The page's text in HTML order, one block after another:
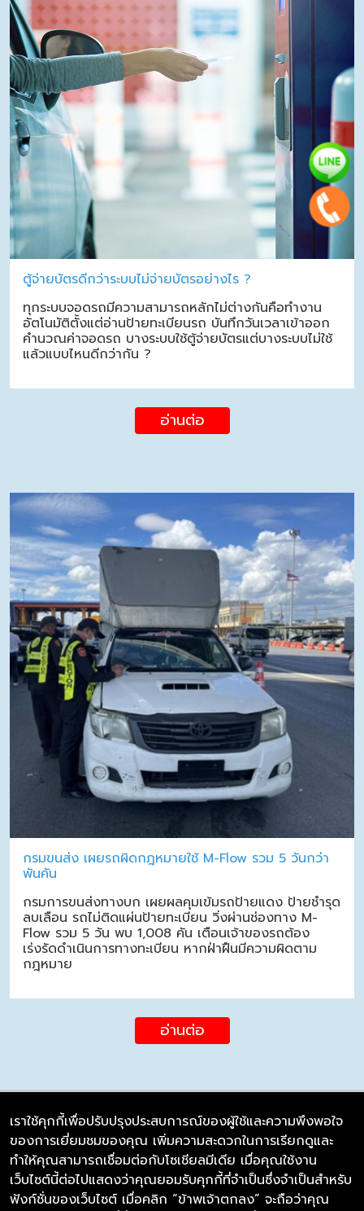
ตู้จ่ายบัตรดีกว่าระบบไม่จ่ายบัตรอย่างไร ?
ทุกระบบจอดรถมีความสามารถหลักไม่ต่างกันคือทำงาน
อัตโนมัติตั้งแต่อ่านป้ายทะเบียนรถ บันทึกวันเวลาเข้าออก
คำนวณค่าจอดรถ บางระบบใช้ตู้จ่ายบัตรแต่บางระบบไม่ใช้
แล้วแบบไหนดีกว่ากัน ?
อ่านต่อ
กรมขนส่ง เผยรถผิดกฎหมายใช้ M-Flow รวม 5 วันกว่า
พันคัน
กรมการขนส่งทางบก เผยผลคุมเข้มรถป้ายแดง ป้ายชำรุด
ลบเลือน รถไม่ติดแผ่นป้ายทะเบียน วิ่งผ่านช่องทาง M-
Flow รวม 5 วัน พบ 1,008 คัน เตือนเจ้าของรถต้อง
เร่งรัดดำเนินการทางทะเบียน หากฝ่าฝืนมีความผิดตาม
กฎหมาย
อ่านต่อ
บริษัท ซิมลิงค์ จำกัด
98/226 Bangrakyai-Baanmai Road,
Bangyai, Nonthaburi 11140
เราใช้คุกกี้เพื่อปรับปรุงประสบการณ์ของผู้ใช้และความพึงพอใจ
ของการเยี่ยมชมของคุณ เพิ่มความสะดวกในการเรียกดูและ
ทำให้คุณสามารถเชื่อมต่อกับโซเชียลมีเดีย เมื่อคุณใช้งาน
เว็บไซต์นี้ต่อไปแสดงว่าคุณยอมรับคุกกี้ที่จำเป็นซึ่งจำเป็นสำหรับ
ฟังก์ชั่นของเว็บไซต์ เมื่อคลิก “ข้าพเจ้าตกลง” จะถือว่าคุณ